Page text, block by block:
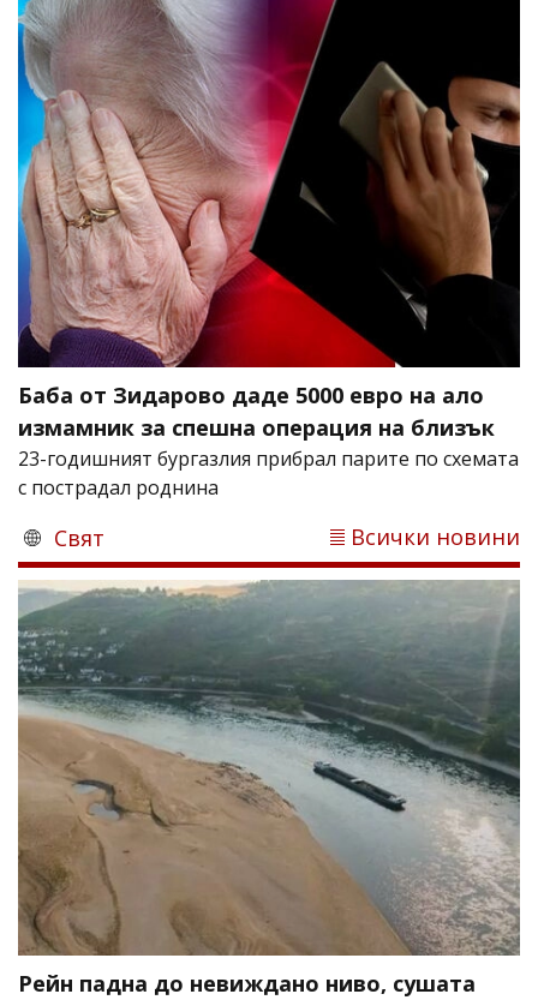
Баба от Зидарово даде 5000 евро на ало
измамник за спешна операция на близък
23-годишният бургазлия прибрал парите по схемата
с пострадал роднина
Свят Всички новини
Рейн падна до невиждано ниво, сушата